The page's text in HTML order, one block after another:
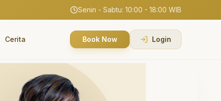
Senin - Sabtu: 10:00 - 18:00 WIB
Cerita Book Now Login